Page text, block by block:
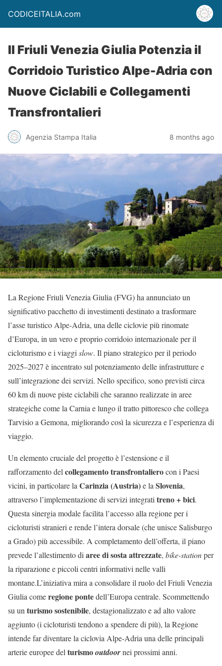
CODICEITALIA.com
Il Friuli Venezia Giulia Potenzia il
Corridoio Turistico Alpe-Adria con
Nuove Ciclabili e Collegamenti
Transfrontalieri
Agenzia Stampa Italia 8 months ago
La Regione Friuli Venezia Giulia (FVG) ha annunciato un
significativo pacchetto di investimenti destinato a trasformare
l’asse turistico Alpe-Adria, una delle ciclovie più rinomate
d’Europa, in un vero e proprio corridoio internazionale per il
cicloturismo e i viaggislow. Il piano strategico per il periodo
2025–2027 è incentrato sul potenziamento delle infrastrutture e
sull’integrazione dei servizi. Nello specifico, sono previsti circa
60 km di nuove piste ciclabili che saranno realizzate in aree
strategiche come la Carnia e lungo il tratto pittoresco che collega
Tarvisio a Gemona, migliorando così la sicurezza e l’esperienza di
viaggio.
Un elemento cruciale del progetto è l’estensione e il
rafforzamento delcollegamento transfrontalierocon i Paesi
vicini, in particolare laCarinzia (Austria)e laSlovenia,
attraverso l’implementazione di servizi integratitreno + bici.
Questa sinergia modale facilita l’accesso alla regione per i
cicloturisti stranieri e rende l’intera dorsale (che unisce Salisburgo
a Grado) più accessibile. A completamento dell’offerta, il piano
prevede l’allestimento diaree di sosta attrezzate, bike-stationper
la riparazione e piccoli centri informativi nelle valli
montane.L’iniziativa mira a consolidare il ruolo del Friuli Venezia
Giulia comeregione pontedell’Europa centrale. Scommettendo
su unturismo sostenibile, destagionalizzato e ad alto valore
aggiunto (i cicloturisti tendono a spendere di più), la Regione
intende far diventare la ciclovia Alpe-Adria una delle principali
arterie europee delturismooutdoornei prossimi anni.